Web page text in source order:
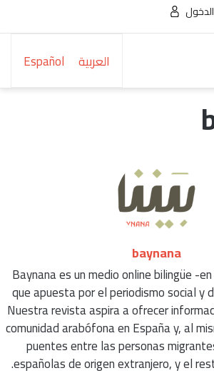
العربية Español
baynana
Baynana es un medio online bilingüe -
que apuesta por el periodismo social y
Nuestra revista aspira a ofrecer
comunidad arabófona en España y, al
puentes entre las personas
españolas de origen extranjero, y el